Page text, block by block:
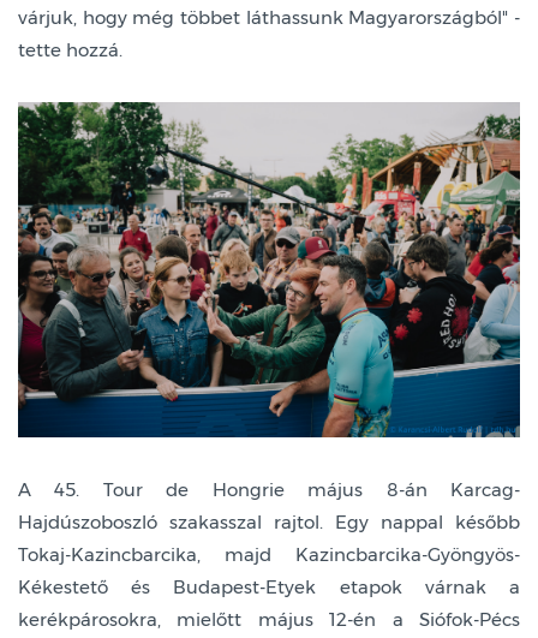
várjuk, hogy még többet láthassunk Magyarországból" -
tette hozzá.
A 45. Tour de Hongrie május 8-án Karcag-
Hajdúszoboszló szakasszal rajtol. Egy nappal később
Tokaj-Kazincbarcika, majd Kazincbarcika-Gyöngyös-
Kékestető és Budapest-Etyek etapok várnak a
kerékpárosokra, mielőtt május 12-én a Siófok-Pécs